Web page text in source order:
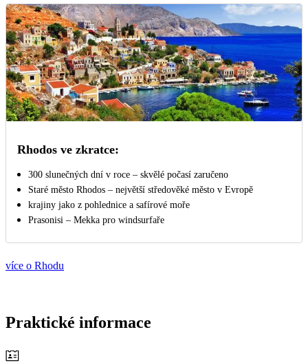
Rhodos ve zkratce:
300 slunečných dní v roce – skvělé počasí zaručeno
Staré město Rhodos – největší středověké město v Evropě
krajiny jako z pohlednice a safírové moře
Prasonisi – Mekka pro windsurfaře
více o Rhodu
Praktické informace